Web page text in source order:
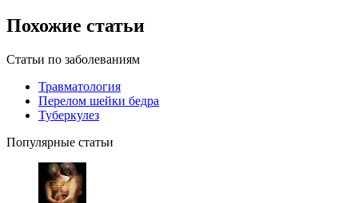
Похожие статьи
Статьи по заболеваниям
Травматология
Перелом шейки бедра
Туберкулез
Популярные статьи